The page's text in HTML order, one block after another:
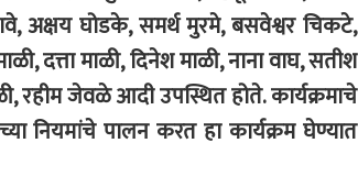
अक्षय घोडके, समर्थ मुरमे, बसवेश्वर चिकटे,
दत्ता माळी, दिनेश माळी, नाना वाघ, सतीश
रहीम जेवळे आदी उपस्थित होते. कार्यक्रमाचे
नियमांचे पालन करत हा कार्यक्रम घेण्यात